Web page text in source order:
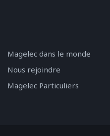
Magelec dans le monde
Nous rejoindre
Magelec Particuliers